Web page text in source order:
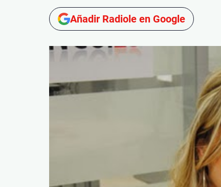
Añadir Radiole en Google